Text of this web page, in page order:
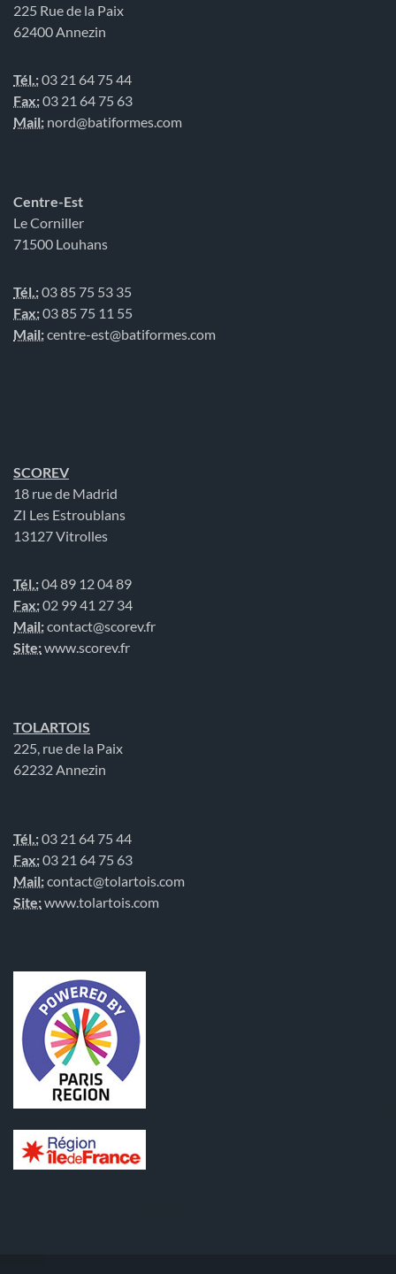
225 Rue de la Paix
62400 Annezin
Tél.:03 21 64 75 44
Fax:03 21 64 75 63
Mail: nord@batiformes.com
Centre-Est
Le Corniller
71500 Louhans
Tél.:03 85 75 53 35
Fax:03 85 75 11 55
Mail:centre-est@batiformes.com
SCOREV
18 rue de Madrid
ZI Les Estroublans
13127 Vitrolles
Tél.:04 89 12 04 89
Fax:02 99 41 27 34
Mail:contact@scorev.fr
Site:www.scorev.fr
TOLARTOIS
225, rue de la Paix
62232 Annezin
Tél.:03 21 64 75 44
Fax:03 21 64 75 63
Mail:contact@tolartois.com
Site:www.tolartois.com